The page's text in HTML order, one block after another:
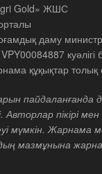
Gold» ЖШС
даму
куәлігі
құқықтар толық
пайдаланғанда
пікірі
мүмкін. Жарнама
мазмұнына